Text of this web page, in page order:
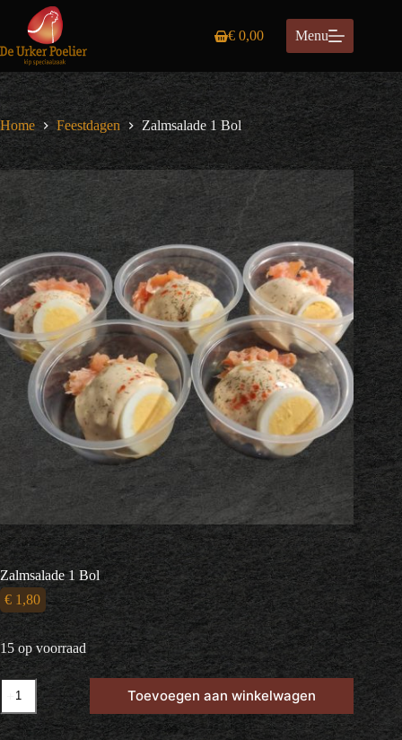
inhoud
Winkelwagen
€ 0,00 Menu
Home Feestdagen Zalmsalade 1 Bol
Zalmsalade 1 Bol
€ 1,80
15 op voorraad
Zalmsalade
Bol
aantal
Toevoegen aan winkelwagen